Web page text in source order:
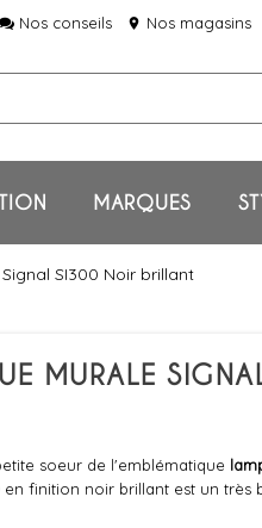
Nos conseils location_on Nos magasins
MARQUES
SI300 Noir brillant
MURALE
soeur de l'emblématique
en finition noir brillant est un très